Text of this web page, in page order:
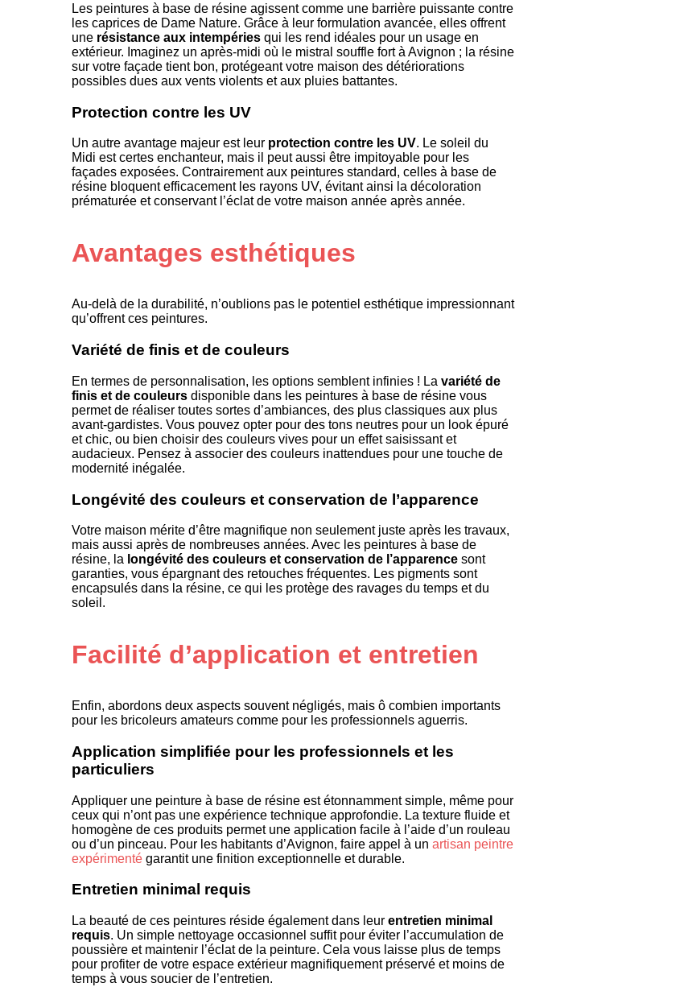
Les peintures à base de résine agissent comme une barrière puissante contre
les caprices de Dame Nature. Grâce à leur formulation avancée, elles offrent
une résistance aux intempéries qui les rend idéales pour un usage en
extérieur. Imaginez un après-midi où le mistral souffle fort à Avignon ; la résine
sur votre façade tient bon, protégeant votre maison des détériorations
possibles dues aux vents violents et aux pluies battantes.
Protection contre les UV
Un autre avantage majeur est leur protection contre les UV. Le soleil du
Midi est certes enchanteur, mais il peut aussi être impitoyable pour les
façades exposées. Contrairement aux peintures standard, celles à base de
résine bloquent efficacement les rayons UV, évitant ainsi la décoloration
prématurée et conservant l’éclat de votre maison année après année.
Avantages esthétiques
Au-delà de la durabilité, n’oublions pas le potentiel esthétique impressionnant
qu’offrent ces peintures.
Variété de finis et de couleurs
En termes de personnalisation, les options semblent infinies ! La variété de
finis et de couleurs disponible dans les peintures à base de résine vous
permet de réaliser toutes sortes d’ambiances, des plus classiques aux plus
avant-gardistes. Vous pouvez opter pour des tons neutres pour un look épuré
et chic, ou bien choisir des couleurs vives pour un effet saisissant et
audacieux. Pensez à associer des couleurs inattendues pour une touche de
modernité inégalée.
Longévité des couleurs et conservation de l’apparence
Votre maison mérite d’être magnifique non seulement juste après les travaux,
mais aussi après de nombreuses années. Avec les peintures à base de
résine, la longévité des couleurs et conservation de l’apparence sont
garanties, vous épargnant des retouches fréquentes. Les pigments sont
encapsulés dans la résine, ce qui les protège des ravages du temps et du
soleil.
Facilité d’application et entretien
Enfin, abordons deux aspects souvent négligés, mais ô combien importants
pour les bricoleurs amateurs comme pour les professionnels aguerris.
Application simplifiée pour les professionnels et les
particuliers
Appliquer une peinture à base de résine est étonnamment simple, même pour
ceux qui n’ont pas une expérience technique approfondie. La texture fluide et
homogène de ces produits permet une application facile à l’aide d’un rouleau
ou d’un pinceau. Pour les habitants d’Avignon, faire appel à un artisan peintre
expérimenté garantit une finition exceptionnelle et durable.
Entretien minimal requis
La beauté de ces peintures réside également dans leur entretien minimal
requis. Un simple nettoyage occasionnel suffit pour éviter l’accumulation de
poussière et maintenir l’éclat de la peinture. Cela vous laisse plus de temps
pour profiter de votre espace extérieur magnifiquement préservé et moins de
temps à vous soucier de l’entretien.